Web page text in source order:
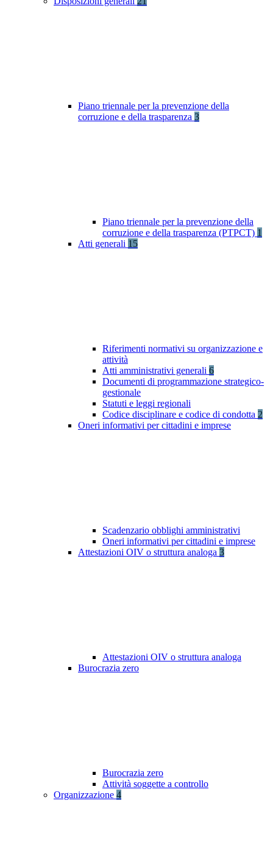
Piano triennale per la prevenzione della
corruzione e della trasparenza 3
Piano triennale per la prevenzione della
corruzione e della trasparenza (PTPCT) 1
Atti generali 15
Riferimenti normativi su organizzazione e
attività
Atti amministrativi generali 6
Documenti di programmazione strategico-
gestionale
Statuti e leggi regionali
Codice disciplinare e codice di condotta 2
Oneri informativi per cittadini e imprese
Scadenzario obblighi amministrativi
Oneri informativi per cittadini e imprese
Attestazioni OIV o struttura analoga 3
Attestazioni OIV o struttura analoga
Burocrazia zero
Burocrazia zero
Attività soggette a controllo
Organizzazione 4